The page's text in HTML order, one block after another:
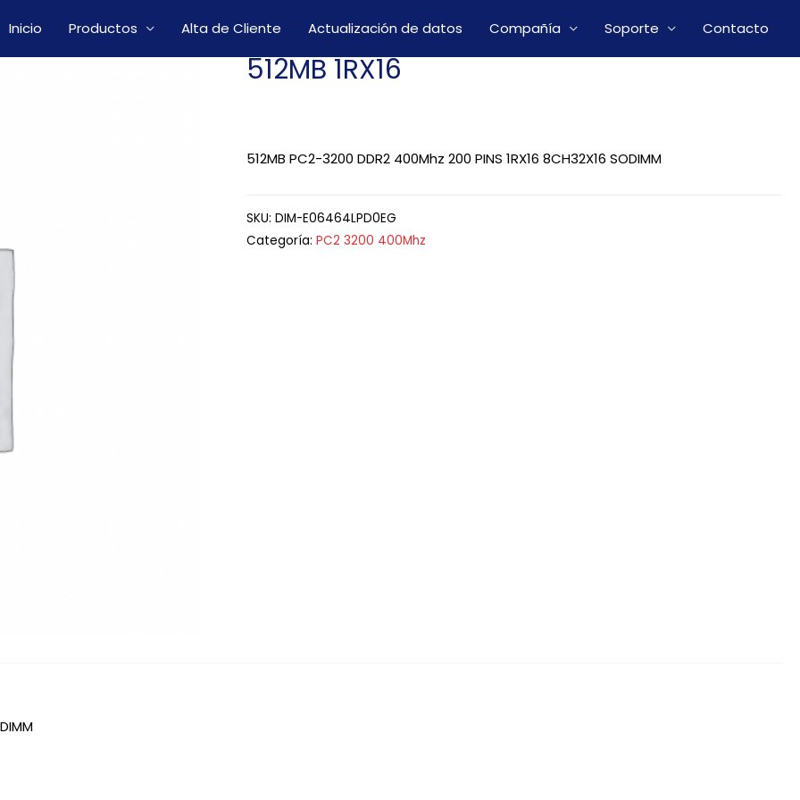
Inicio Productos Alta de Cliente Actualización de datos Compañía Soporte Contacto
512MB 1RX16
512MB PC2-3200 DDR2 400Mhz 200 PINS 1RX16 8CH32X16 SODIMM
SKU:DIM-E06464LPD0EG
Categoría:PC2 3200 400Mhz